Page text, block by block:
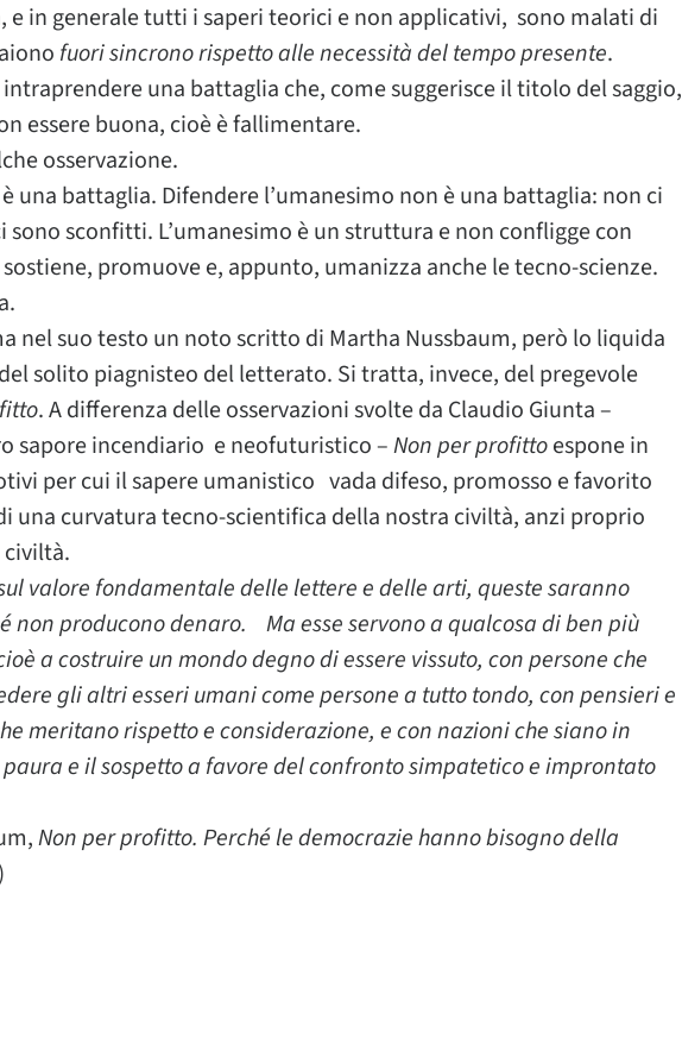
e in generale tutti i saperi teorici e non applicativi, sono malati di
fuori sincrono rispetto alle necessità del tempo presente.
una battaglia che, come suggerisce il titolo del saggio,
essere buona, cioè è fallimentare.
osservazione.
una battaglia. Difendere l’umanesimo non è una battaglia: non ci
sono sconfitti. L’umanesimo è un struttura e non confligge con
promuove e, appunto, umanizza anche le tecno-scienze.
nel suo testo un noto scritto di Martha Nussbaum, però lo liquida
solito piagnisteo del letterato. Si tratta, invece, del pregevole
. A differenza delle osservazioni svolte da Claudio Giunta –
sapore incendiario e neofuturistico –Non per profittoespone in
per cui il sapere umanistico vada difeso, promosso e favorito
una curvatura tecno-scientifica della nostra civiltà, anzi proprio
civiltà.
valore fondamentale delle lettere e delle arti, queste saranno
non producono denaro. Ma esse servono a qualcosa di ben più
a costruire un mondo degno di essere vissuto, con persone che
gli altri esseri umani come persone a tutto tondo, con pensieri e
meritano rispetto e considerazione, e con nazioni che siano in
e il sospetto a favore del confronto simpatetico e improntato
Non per profitto. Perché le democrazie hanno bisogno della
)